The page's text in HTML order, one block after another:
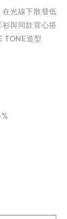
光線下散發低
與同款背心搭
TONE造型